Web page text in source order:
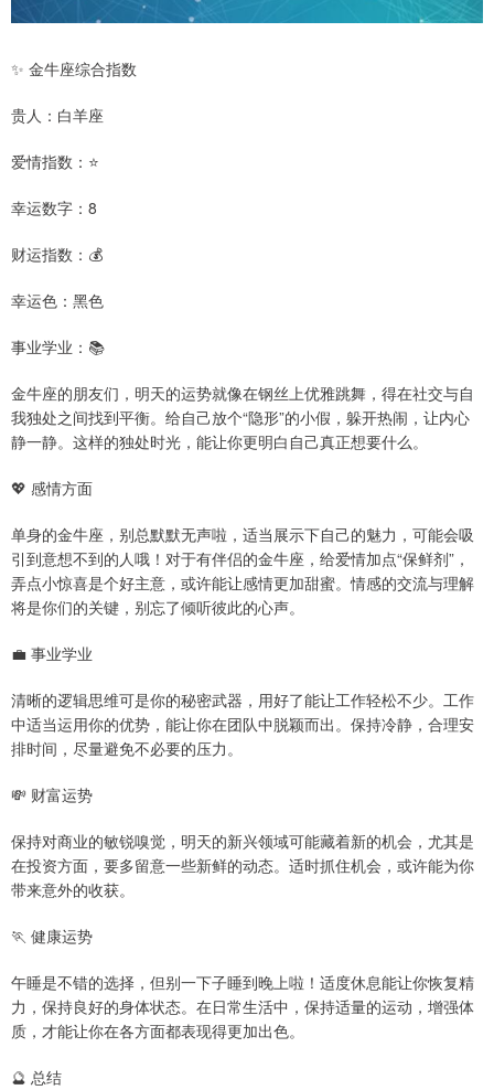
✨ 金牛座综合指数
贵人：白羊座
爱情指数：⭐
幸运数字：8
财运指数：💰
幸运色：黑色
事业学业：📚
金牛座的朋友们，明天的运势就像在钢丝上优雅跳舞，得在社交与自
我独处之间找到平衡。给自己放个“隐形”的小假，躲开热闹，让内心
静一静。这样的独处时光，能让你更明白自己真正想要什么。
💖 感情方面
单身的金牛座，别总默默无声啦，适当展示下自己的魅力，可能会吸
引到意想不到的人哦！对于有伴侣的金牛座，给爱情加点“保鲜剂”，
弄点小惊喜是个好主意，或许能让感情更加甜蜜。情感的交流与理解
将是你们的关键，别忘了倾听彼此的心声。
💼 事业学业
清晰的逻辑思维可是你的秘密武器，用好了能让工作轻松不少。工作
中适当运用你的优势，能让你在团队中脱颖而出。保持冷静，合理安
排时间，尽量避免不必要的压力。
💸 财富运势
保持对商业的敏锐嗅觉，明天的新兴领域可能藏着新的机会，尤其是
在投资方面，要多留意一些新鲜的动态。适时抓住机会，或许能为你
带来意外的收获。
🏃 健康运势
午睡是不错的选择，但别一下子睡到晚上啦！适度休息能让你恢复精
力，保持良好的身体状态。在日常生活中，保持适量的运动，增强体
质，才能让你在各方面都表现得更加出色。
🔮 总结